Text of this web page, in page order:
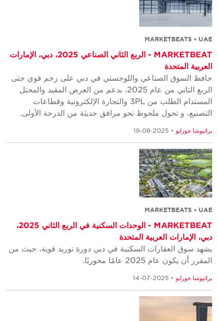
MARKETBEATS • UAE
MARKETBEAT - الربع الثاني الصناعي 2025، دبي، الإمارات
العربية المتحدة
حافظ السوق الصناعي واللوجستي في دبي على زخم قوي حتى
الربع الثاني من عام 2025، بدعم من العرض المقيد والمحتل
المستدام الطلب من 3PL والتجارة الإلكترونية وقطاعات
التصنيع، و تحول ملحوظ نحو مرافق حديثة من الدرجة الأولى.
براثيوشا جورابو• 2025-08-19
MARKETBEATS • UAE
MARKETBEAT - الوحدات السكنية في الربع الثاني 2025،
دبي، الإمارات العربية المتحدة
يشهد سوق العقارات السكنية في دبي دورة توريد قوية، حيث من
المقرر أن يكون عام 2025 عامًا محوريًا.
براثيوشا جورابو• 2025-07-14